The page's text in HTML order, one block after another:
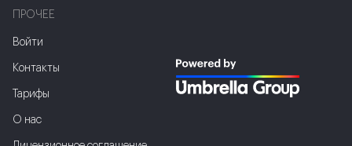
ПРОЧЕЕ
Войти
Контакты
Тарифы
О нас